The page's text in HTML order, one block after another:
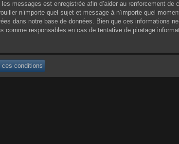
messages est enregistrée afin d’aider au renforcement
n’importe quel sujet et message à n’importe quel
dans notre base de données. Bien que ces informations
responsables en cas de tentative de piratage